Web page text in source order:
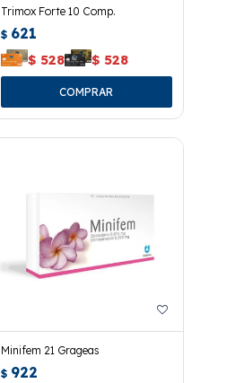
Trimox Forte 10 Comp.
$ 621
$ 528 $ 528
Minifem 21 Grageas
$ 922